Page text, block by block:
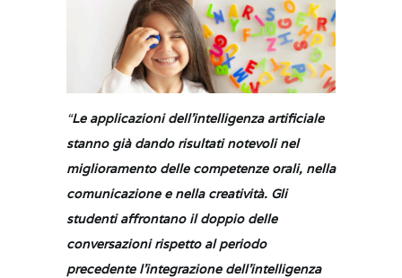
“Le applicazioni dell’intelligenza artificiale
stanno già dando risultati notevoli nel
miglioramento delle competenze orali, nella
comunicazione e nella creatività. Gli
studenti affrontano il doppio delle
conversazioni rispetto al periodo
precedente l’integrazione dell’intelligenza